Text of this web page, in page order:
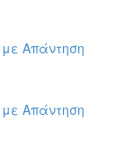
με Απάντηση
με Απάντηση